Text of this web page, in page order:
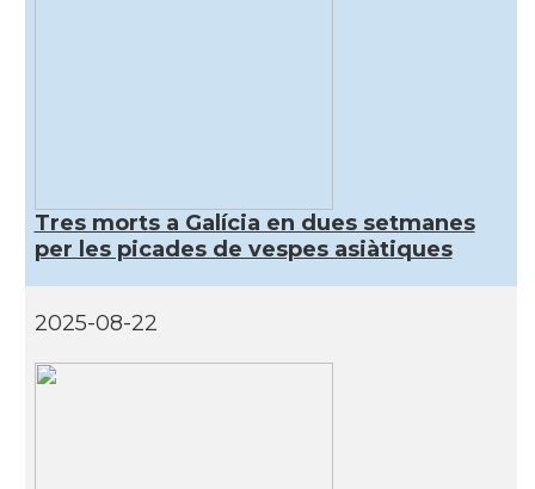
Tres morts a Galícia en dues setmanes
per les picades de vespes asiàtiques
2025-08-22